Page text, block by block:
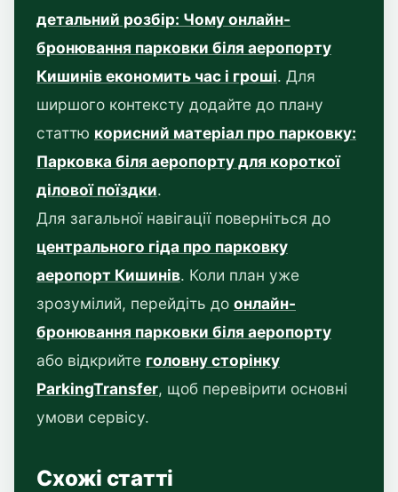
детальний розбір: Чому онлайн-
бронювання парковки біля аеропорту
Кишинів економить час і гроші. Для
ширшого контексту додайте до плану
статтю корисний матеріал про парковку:
Парковка біля аеропорту для короткої
ділової поїздки.
Для загальної навігації поверніться до
центрального гіда про парковку
аеропорт Кишинів. Коли план уже
зрозумілий, перейдіть до онлайн-
бронювання парковки біля аеропорту
або відкрийте головну сторінку
ParkingTransfer, щоб перевірити основні
умови сервісу.
Схожі статті